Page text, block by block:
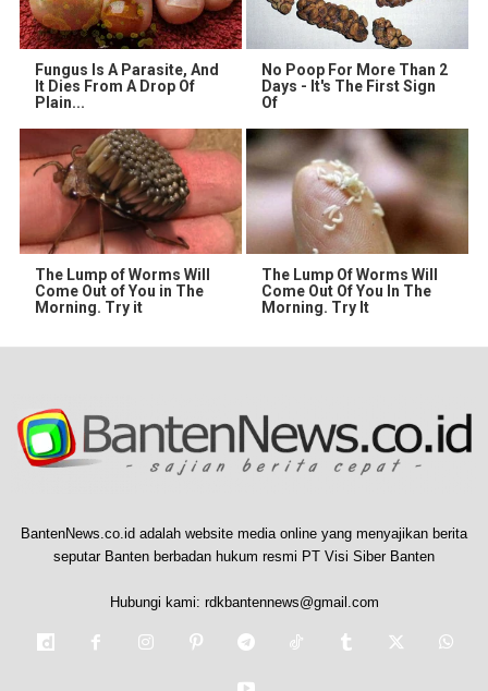
Fungus Is A Parasite, And
It Dies From A Drop Of
Plain...
No Poop For More Than 2
Days - It's The First Sign
Of
The Lump of Worms Will
Come Out of You in The
Morning. Try it
The Lump Of Worms Will
Come Out Of You In The
Morning. Try It
BantenNews.co.id adalah website media online yang menyajikan berita
seputar Banten berbadan hukum resmi PT Visi Siber Banten
Hubungi kami: rdkbantennews@gmail.com